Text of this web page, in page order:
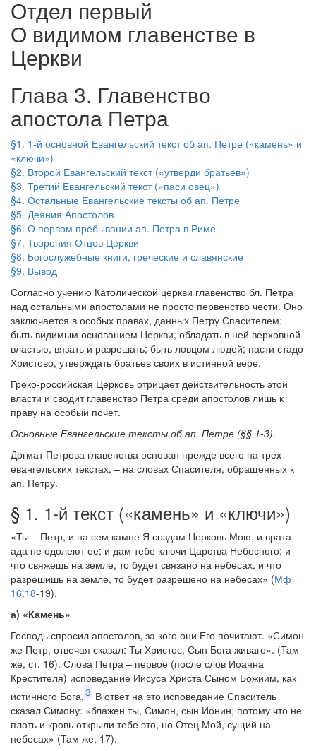
Отдел первый
О видимом главенстве в
Церкви
Глава 3. Главенство
апостола Петра
§1. 1-й основной Евангельский текст об ап. Петре («камень» и
«ключи»)
§2. Второй Евангельский текст («утверди братьев»)
§3. Третий Евангельский текст («паси овец»)
§4. Остальные Евангельские тексты об ап. Петре
§5. Деяния Апостолов
§6. О первом пребывании ап. Петра в Риме
§7. Творения Отцов Церкви
§8. Богослужебные книги, греческие и славянские
§9. Вывод
Согласно учению Католической церкви главенство бл. Петра
над остальными апостолами не просто первенство чести. Оно
заключается в особых правах, данных Петру Спасителем:
быть видимым основанием Церкви; обладать в ней верховной
властью, вязать и разрешать; быть ловцом людей; пасти стадо
Христово, утверждать братьев своих в истинной вере.
Греко-российская Церковь отрицает действительность этой
власти и сводит главенство Петра среди апостолов лишь к
праву на особый почет.
Основные Евангельские тексты об ап. Петре (§§ 1-3).
Догмат Петрова главенства основан прежде всего на трех
евангельских текстах, – на словах Спасителя, обращенных к
ап. Петру.
§ 1. 1-й текст («камень» и «ключи»)
«Ты – Петр, и на сем камне Я создам Церковь Мою, и врата
ада не одолеют ее; и дам тебе ключи Царства Небесного: и
что свяжешь на земле, то будет связано на небесах, и что
разрешишь на земле, то будет разрешено на небесах» (Мф
16,18-19).
а) «Камень»
Господь спросил апостолов, за кого они Его почитают. «Симон
же Петр, отвечая сказал: Ты Христос, Сын Бога живаго». (Там
же, ст. 16). Слова Петра – первое (после слов Иоанна
Крестителя) исповедание Иисуса Христа Сыном Божиим, как
истинного Бога.3 В ответ на это исповедание Спаситель
сказал Симону: «блажен ты, Симон, сын Ионин; потому что не
плоть и кровь открыли тебе это, но Отец Мой, сущий на
небесах» (Там же, 17).